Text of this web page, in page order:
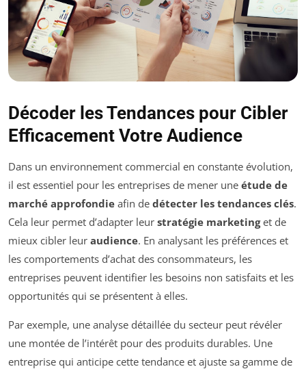
Décoder les Tendances pour Cibler
Efficacement Votre Audience
Dans un environnement commercial en constante évolution,
il est essentiel pour les entreprises de mener une étude de
marché approfondie afin de détecter les tendances clés.
Cela leur permet d’adapter leur stratégie marketinget de
mieux cibler leur audience. En analysant les préférences et
les comportements d’achat des consommateurs, les
entreprises peuvent identifier les besoins non satisfaits et les
opportunités qui se présentent à elles.
Par exemple, une analyse détaillée du secteur peut révéler
une montée de l’intérêt pour des produits durables. Une
entreprise qui anticipe cette tendance et ajuste sa gamme de